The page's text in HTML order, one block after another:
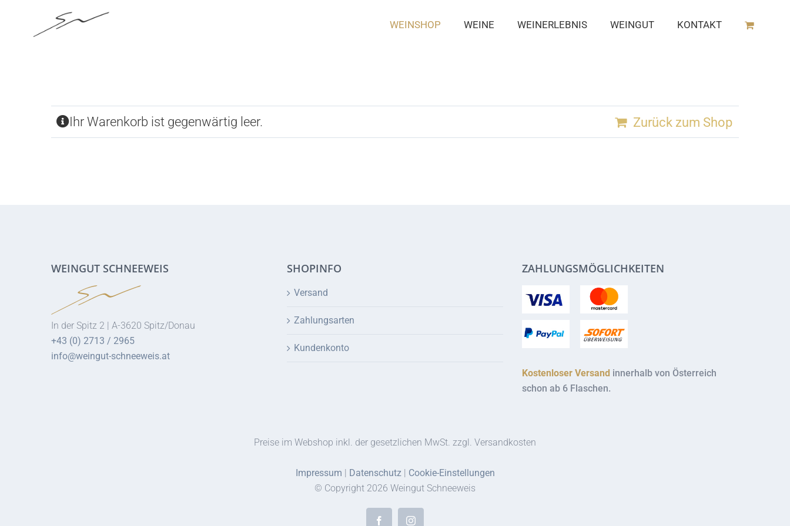
WEINSHOP WEINE WEINERLEBNIS WEINGUT KONTAKT
Ihr Warenkorb ist gegenwärtig leer. Zurück zum Shop
WEINGUT SCHNEEWEIS
In der Spitz 2 | A-3620 Spitz/Donau
+43 (0) 2713 / 2965
info@weingut-schneeweis.at
SHOPINFO
Versand
Zahlungsarten
Kundenkonto
ZAHLUNGSMÖGLICHKEITEN
Kostenloser Versand innerhalb von Österreich
schon ab 6 Flaschen.
Preise im Webshop inkl. der gesetzlichen MwSt. zzgl. Versandkosten
Impressum | Datenschutz | Cookie-Einstellungen
© Copyright 2026 Weingut Schneeweis